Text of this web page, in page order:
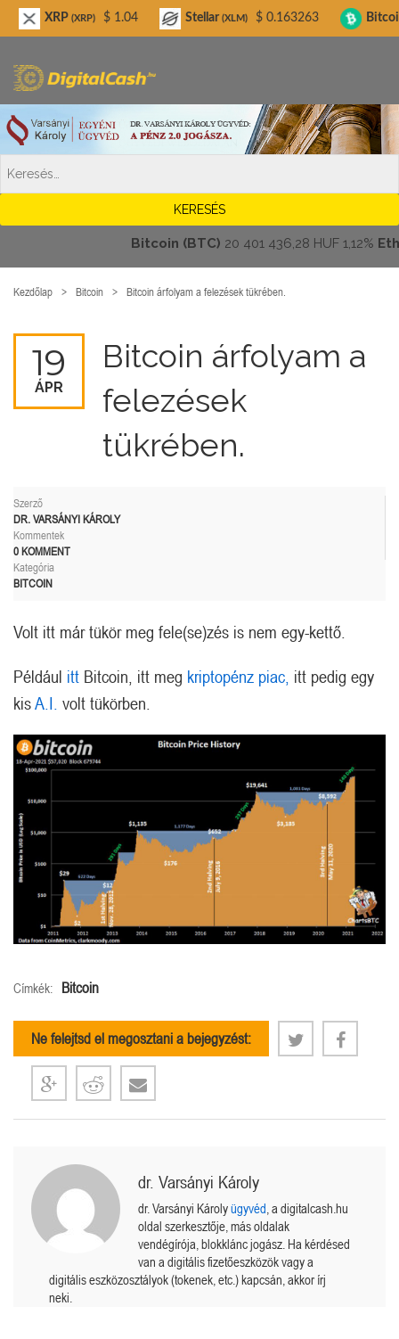
Bitcoin (BTC)20 401 436,28 HUF1,12%
Kezdőlap Bitcoin Bitcoin árfolyam a felezések tükrében.
19
ÁPR
Bitcoin árfolyam a
felezések
tükrében.
Szerző
DR. VARSÁNYI KÁROLY
Kommentek
0 KOMMENT
Kategória
BITCOIN
Volt itt már tükör meg fele(se)zés is nem egy-kettő.
Például itt Bitcoin, itt meg kriptopénz piac, itt pedig egy
kisA.I. volt tükörben.
Címkék: Bitcoin
Ne felejtsd el megosztani a bejegyzést:
dr. Varsányi Károly
dr. Varsányi Károlyügyvéd , a digitalcash.hu
oldal szerkesztője, más oldalak
vendégírója, blokklánc jogász. Ha kérdésed
van a digitális fizetőeszközök vagy a
digitális eszközosztályok (tokenek, etc.) kapcsán, akkor írj
neki.
(XRP) $ 1.04 Stellar(XLM) $ 0.163263 Bitcoin Cash
Digitalcash.hu